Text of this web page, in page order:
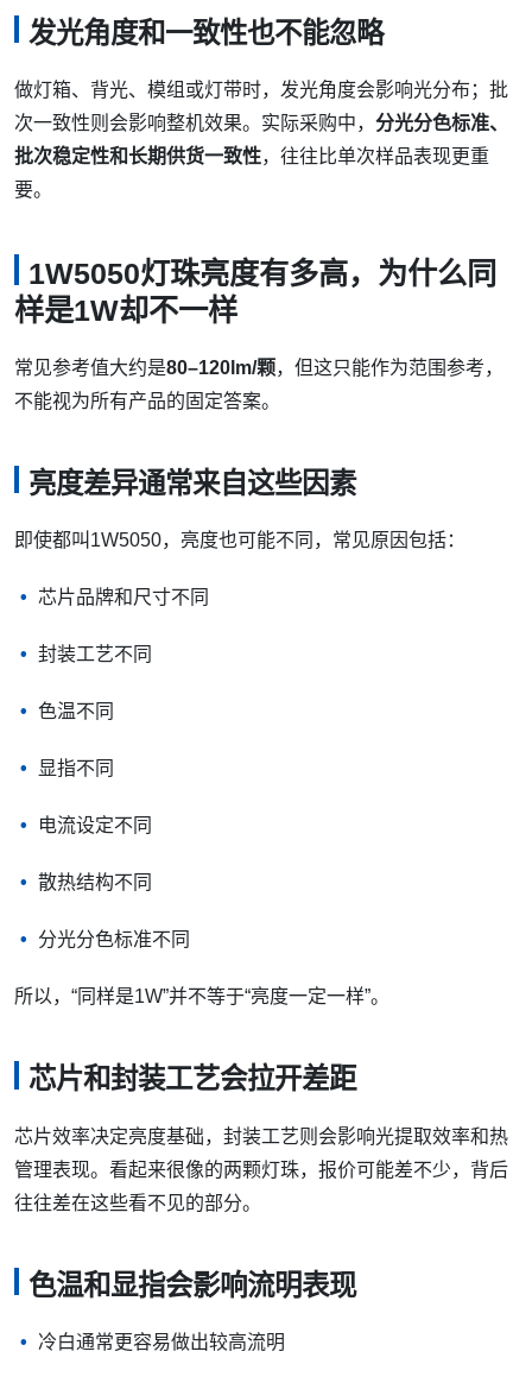
发光角度和一致性也不能忽略
做灯箱、背光、模组或灯带时，发光角度会影响光分布；批
次一致性则会影响整机效果。实际采购中， 分光分色标准、
批次稳定性和长期供货一致性，往往比单次样品表现更重
要。
1W5050灯珠亮度有多高，为什么同
样是1W却不一样
常见参考值大约是80–120lm/颗，但这只能作为范围参考，
不能视为所有产品的固定答案。
亮度差异通常来自这些因素
即使都叫1W5050，亮度也可能不同，常见原因包括：
芯片品牌和尺寸不同
封装工艺不同
色温不同
显指不同
电流设定不同
散热结构不同
分光分色标准不同
所以，“同样是1W”并不等于“亮度一定一样”。
芯片和封装工艺会拉开差距
芯片效率决定亮度基础，封装工艺则会影响光提取效率和热
管理表现。看起来很像的两颗灯珠，报价可能差不少，背后
往往差在这些看不见的部分。
色温和显指会影响流明表现
冷白通常更容易做出较高流明